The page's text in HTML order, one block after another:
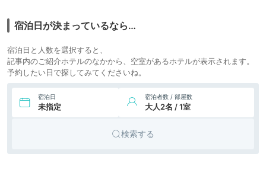
7.オーベルジュ・ド
8.千年の美湯 そうだ
山温泉 和
YAWARAGI
icotto 旅館
道後温泉 葛城 琴の
34,385円〜
icotto
31,900円〜
楽天トラベル
icotto
宿泊日が決まっているなら…
宿泊日と人数を選択すると、
記事内のご紹介ホテルのなかから、空室があるホテルが表示されます。
予約したい日で探してみてくださいね。
宿泊日
未指定
宿泊者数 / 部屋数
大人2名 / 1室
検索する